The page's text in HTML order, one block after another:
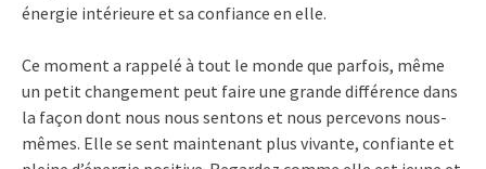
énergie intérieure et sa confiance en elle.
Ce moment a rappelé à tout le monde que parfois, même
un petit changement peut faire une grande différence dans
la façon dont nous nous sentons et nous percevons nous-
mêmes. Elle se sent maintenant plus vivante, confiante et